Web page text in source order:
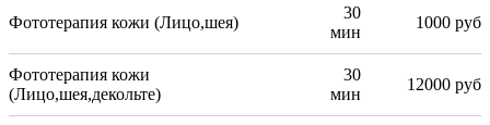
Фототерапия кожи (Лицо,шея)
30
мин
1000 руб
Фототерапия кожи
(Лицо,шея,декольте)
30
мин
12000 руб